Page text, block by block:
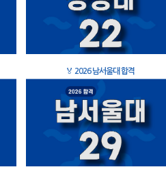
🏅 2026 남서울대 합격